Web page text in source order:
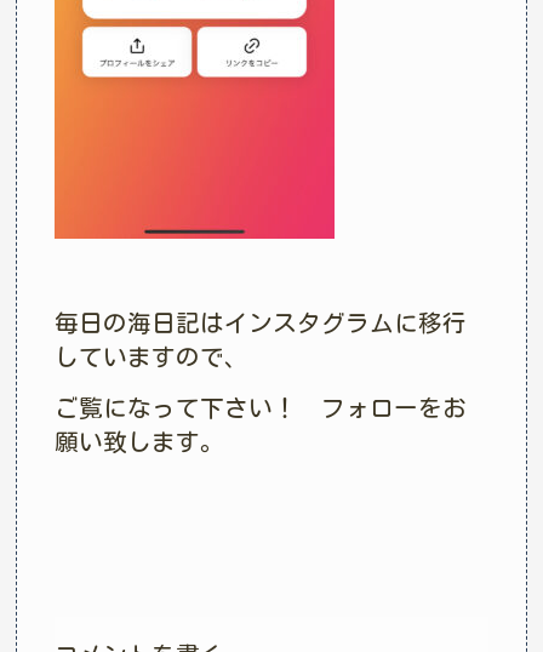
毎日の海日記はインスタグラムに移行
していますので、
ご覧になって下さい！ フォローをお
願い致します。